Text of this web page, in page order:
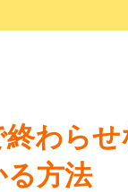
終わら
方法